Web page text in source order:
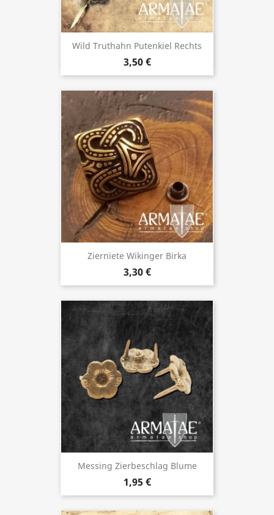
Wild Truthahn Putenkiel Rechts
3,50 €
Zierniete Wikinger Birka
3,30 €
Messing Zierbeschlag Blume
1,95 €